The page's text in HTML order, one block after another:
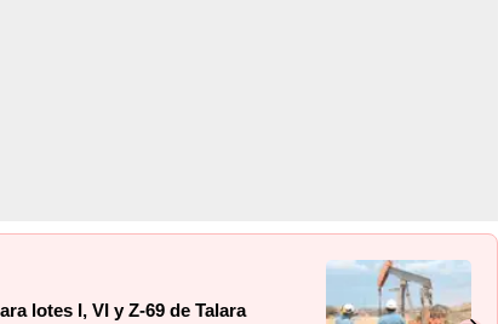
lotes I, VI y Z-69 de Talara